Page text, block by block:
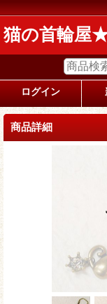
猫の首輪屋
ログイン
商品詳細